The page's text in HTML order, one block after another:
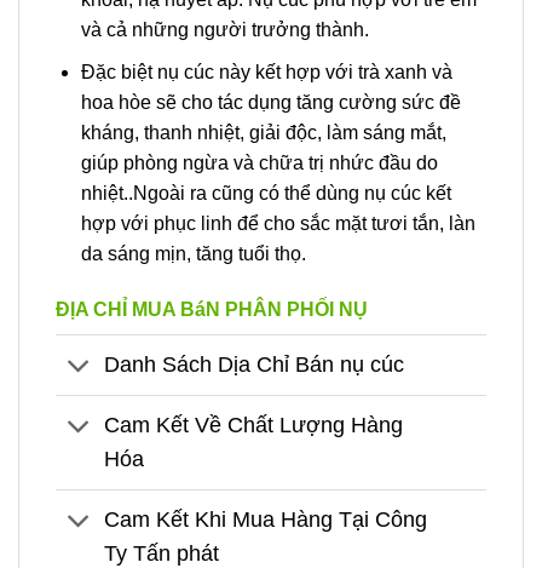
và cả những người trưởng thành.
Đặc biệt nụ cúc này kết hợp với trà xanh và
hoa hòe sẽ cho tác dụng tăng cường sức đề
kháng, thanh nhiệt, giải độc, làm sáng mắt,
giúp phòng ngừa và chữa trị nhức đầu do
nhiệt..Ngoài ra cũng có thể dùng nụ cúc kết
hợp với phục linh để cho sắc mặt tươi tắn, làn
da sáng mịn, tăng tuổi thọ.
ĐỊA CHỈ MUA BáN PHÂN PHỐI NỤ
Danh Sách Dịa Chỉ Bán nụ cúc
Cam Kết Về Chất Lượng Hàng
Hóa
Cam Kết Khi Mua Hàng Tại Công
Ty Tấn phát